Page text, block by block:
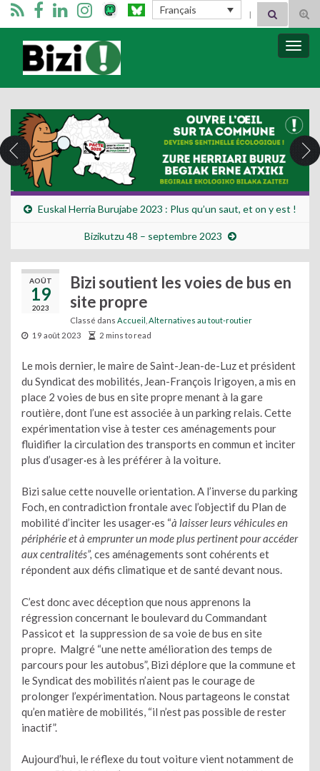
Français Search for:
Bizimugi
Euskal Herria Burujabe 2023 : Plus qu’un saut, et on y est !
Bizikutzu 48 – septembre 2023
AOÛT
19
2023
Bizi soutient les voies de bus en
site propre
Classé dans Accueil Alternatives au tout-routier
19 août 2023
2 mins to read
Le mois dernier, le maire de Saint-Jean-de-Luz et président
du Syndicat des mobilités, Jean-François Irigoyen, a mis en
place 2 voies de bus en site propre menant à la gare
routière, dont l’une est associée à un parking relais. Cette
expérimentation vise à tester ces aménagements pour
fluidifier la circulation des transports en commun et inciter
plus d’usager·es à les préférer à la voiture.
Bizi salue cette nouvelle orientation. A l’inverse du parking
Foch, en contradiction frontale avec l’objectif du Plan de
mobilité d’inciter les usager·es “à laisser leurs véhicules en
périphérie et à emprunter un mode plus pertinent pour accéder
aux centralités”, ces aménagements sont cohérents et
répondent aux défis climatique et de santé devant nous.
C’est donc avec déception que nous apprenons la
régression concernant le boulevard du Commandant
Passicot et la suppression de sa voie de bus en site
propre. Malgré “une nette amélioration des temps de
parcours pour les autobus”, Bizi déplore que la commune et
le Syndicat des mobilités n’aient pas le courage de
prolonger l’expérimentation. Nous partageons le constat
qu’en matière de mobilités, “il n’est pas possible de rester
inactif”.
Aujourd’hui, le réflexe du tout voiture vient notamment de